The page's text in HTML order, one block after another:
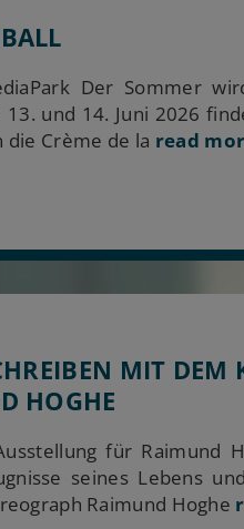
Der Sommer
und 14. Juni 2026
die Crème de la read
MIT DEM
HOGHE
für Raimund
seines Lebens
Raimund Hoghe